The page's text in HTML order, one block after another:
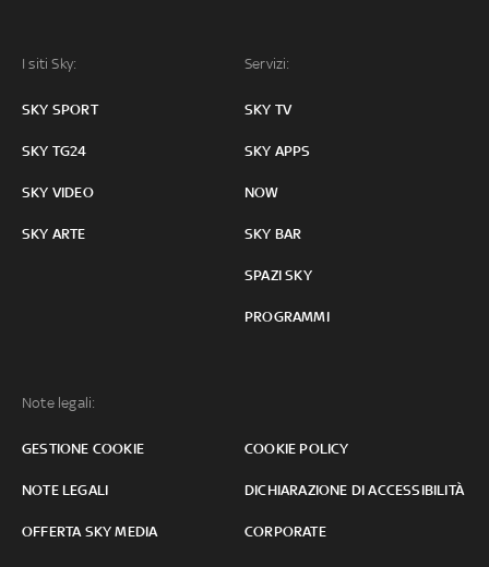
I siti Sky:
SKY SPORT
SKY TG24
SKY VIDEO
SKY ARTE
Servizi:
SKY TV
SKY APPS
NOW
SKY BAR
SPAZI SKY
PROGRAMMI
Note legali:
GESTIONE COOKIE COOKIE POLICY
NOTE LEGALI DICHIARAZIONE DI ACCESSIBILITÀ
OFFERTA SKY MEDIA CORPORATE